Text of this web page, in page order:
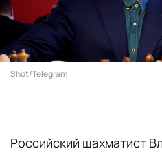
Shot/Telegram
Российский шахматист